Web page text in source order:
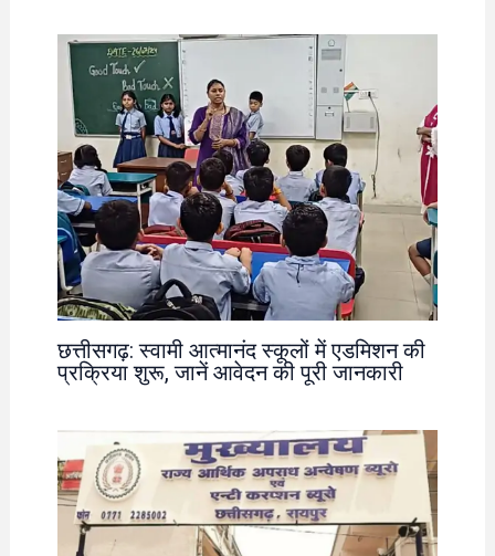
छत्तीसगढ़: स्वामी आत्मानंद स्कूलों में एडमिशन की
प्रक्रिया शुरू, जानें आवेदन की पूरी जानकारी